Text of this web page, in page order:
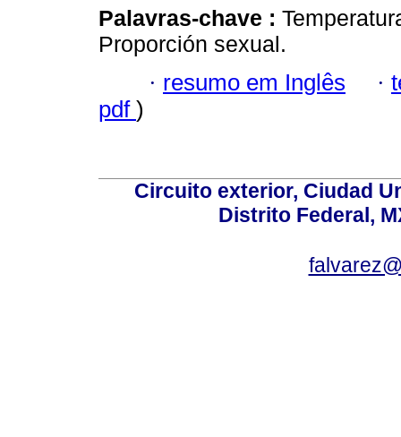
Palavras-chave :
Proporción sexual.
· resumo em Inglês ·
pdf )
Circuito exterior, Ciudad
Distrito Federal,